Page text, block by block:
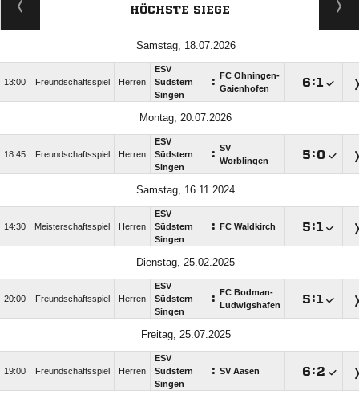
HÖCHSTE SIEGE
Samstag, 18.07.2026
13:00 Freundschaftsspiel Herren
ESV
Südstern
Singen
:
FC Öhningen-
Gaienhofen
:
Montag, 20.07.2026
18:45 Freundschaftsspiel Herren
ESV
Südstern
Singen
: SV
Worblingen
:
Samstag, 16.11.2024
14:30 Meisterschaftsspiel Herren
ESV
Südstern
Singen
: FC Waldkirch :
Dienstag, 25.02.2025
20:00 Freundschaftsspiel Herren
ESV
Südstern
Singen
:
FC Bodman-
Ludwigshafen
:
Freitag, 25.07.2025
19:00 Freundschaftsspiel Herren
ESV
Südstern
Singen
: SV Aasen :